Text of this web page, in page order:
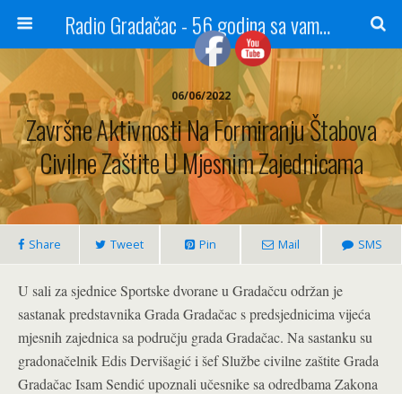
Radio Gradačac - 56 godina sa vama...
06/06/2022
Završne Aktivnosti Na Formiranju Štabova
Civilne Zaštite U Mjesnim Zajednicama
Share Tweet Pin Mail SMS
U sali za sjednice Sportske dvorane u Gradačcu održan je
sastanak predstavnika Grada Gradačac s predsjednicima vijeća
mjesnih zajednica sa području grada Gradačac. Na sastanku su
gradonačelnik Edis Dervišagić i šef Službe civilne zaštite Grada
Gradačac Isam Sendić upoznali učesnike sa odredbama Zakona